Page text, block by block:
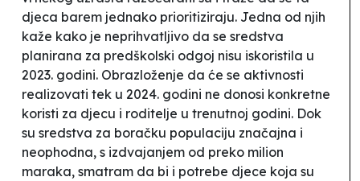
djeca barem jednako prioritiziraju. Jedna od njih
kaže kako je neprihvatljivo da se sredstva
planirana za predškolski odgoj nisu iskoristila u
2023. godini. Obrazloženje da će se aktivnosti
realizovati tek u 2024. godini ne donosi konkretne
koristi za djecu i roditelje u trenutnoj godini. Dok
su sredstva za boračku populaciju značajna i
neophodna, s izdvajanjem od preko milion
maraka, smatram da bi i potrebe djece koja su